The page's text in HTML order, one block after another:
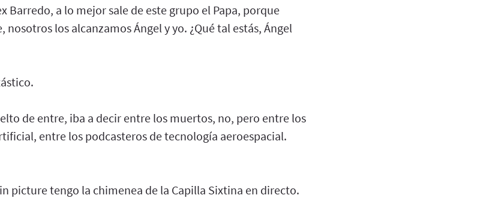
Barredo, a lo mejor sale de este grupo el Papa, porque
los alcanzamos Ángel y yo. ¿Qué tal estás, Ángel
de entre, iba a decir entre los muertos, no, pero entre los
entre los podcasteros de tecnología aeroespacial.
picture tengo la chimenea de la Capilla Sixtina en directo.